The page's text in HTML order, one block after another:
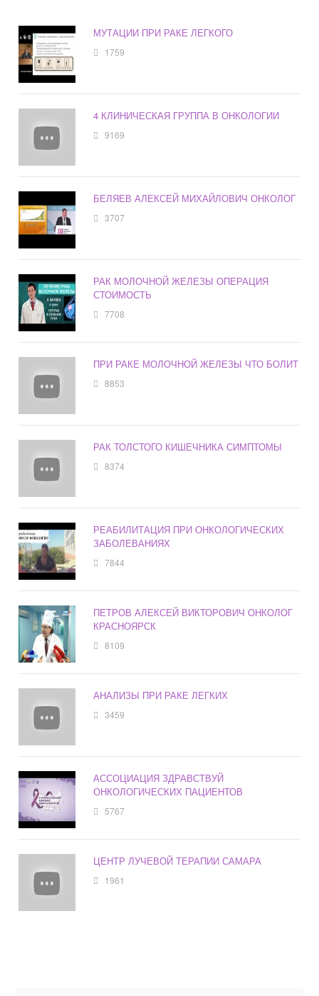
МУТАЦИИ ПРИ РАКЕ ЛЕГКОГО
1759
4 КЛИНИЧЕСКАЯ ГРУППА В ОНКОЛОГИИ
9169
БЕЛЯЕВ АЛЕКСЕЙ МИХАЙЛОВИЧ ОНКОЛОГ
3707
РАК МОЛОЧНОЙ ЖЕЛЕЗЫ ОПЕРАЦИЯ
СТОИМОСТЬ
7708
ПРИ РАКЕ МОЛОЧНОЙ ЖЕЛЕЗЫ ЧТО БОЛИТ
8853
РАК ТОЛСТОГО КИШЕЧНИКА СИМПТОМЫ
8374
РЕАБИЛИТАЦИЯ ПРИ ОНКОЛОГИЧЕСКИХ
ЗАБОЛЕВАНИЯХ
7844
ПЕТРОВ АЛЕКСЕЙ ВИКТОРОВИЧ ОНКОЛОГ
КРАСНОЯРСК
8109
АНАЛИЗЫ ПРИ РАКЕ ЛЕГКИХ
3459
АССОЦИАЦИЯ ЗДРАВСТВУЙ
ОНКОЛОГИЧЕСКИХ ПАЦИЕНТОВ
5767
ЦЕНТР ЛУЧЕВОЙ ТЕРАПИИ САМАРА
1961